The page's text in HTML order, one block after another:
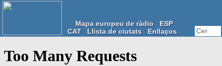
Mapa europeu de ràdio
ESP
CAT
Llista de ciutats Enllaços